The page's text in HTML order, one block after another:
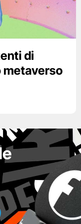
di
metaverso